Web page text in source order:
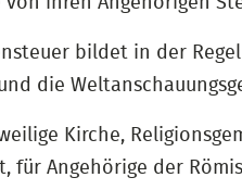
bildet in der
die
Kirche,
für Angehörige der